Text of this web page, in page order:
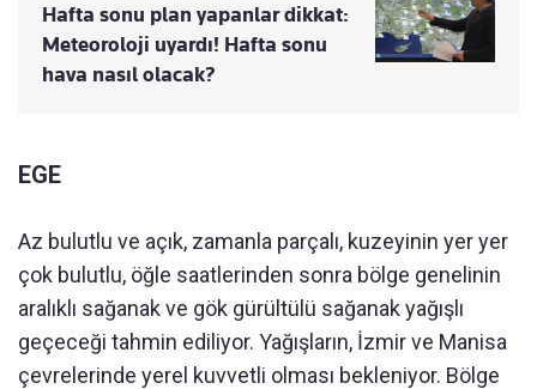
Hafta sonu plan yapanlar dikkat:
Meteoroloji uyardı! Hafta sonu
hava nasıl olacak?
EGE
Az bulutlu ve açık, zamanla parçalı, kuzeyinin yer yer
çok bulutlu, öğle saatlerinden sonra bölge genelinin
aralıklı sağanak ve gök gürültülü sağanak yağışlı
geçeceği tahmin ediliyor. Yağışların, İzmir ve Manisa
çevrelerinde yerel kuvvetli olması bekleniyor. Bölge